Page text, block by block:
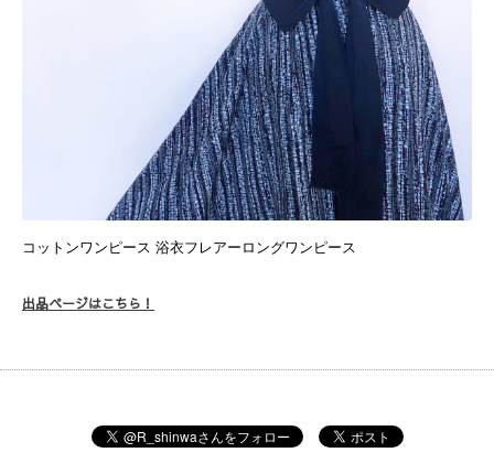
コットンワンピース 浴衣フレアーロングワンピース
出品ページはこちら！